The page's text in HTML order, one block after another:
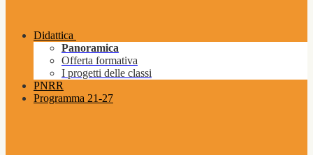
Didattica
Panoramica
Offerta formativa
I progetti delle classi
PNRR
Programma 21-27